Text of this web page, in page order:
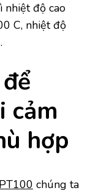
nhiệt độ cao
C, nhiệt độ
cảm
hợp
chúng ta